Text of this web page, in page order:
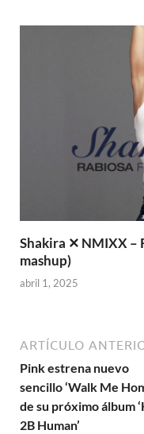
Shakira ✕ NMIXX –
mashup)
abril 1, 2025
ARTÍCULO
Pink estrena nuevo
sencillo ‘Walk Me
de su próximo álbum
2B Human’